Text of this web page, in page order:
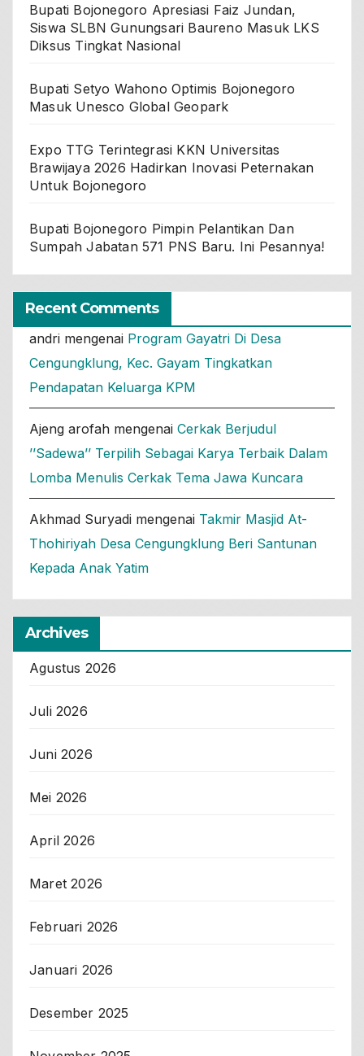
Bupati Bojonegoro Apresiasi Faiz Jundan,
Siswa SLBN Gunungsari Baureno Masuk LKS
Diksus Tingkat Nasional
Bupati Setyo Wahono Optimis Bojonegoro
Masuk Unesco Global Geopark
Expo TTG Terintegrasi KKN Universitas
Brawijaya 2026 Hadirkan Inovasi Peternakan
Untuk Bojonegoro
Bupati Bojonegoro Pimpin Pelantikan Dan
Sumpah Jabatan 571 PNS Baru. Ini Pesannya!
Recent Comments
andri mengenai Program Gayatri Di Desa
Cengungklung, Kec. Gayam Tingkatkan
Pendapatan Keluarga KPM
Ajeng arofah mengenai Cerkak Berjudul
’’Sadewa’’ Terpilih Sebagai Karya Terbaik Dalam
Lomba Menulis Cerkak Tema Jawa Kuncara
Akhmad Suryadi mengenai Takmir Masjid At-
Thohiriyah Desa Cengungklung Beri Santunan
Kepada Anak Yatim
Archives
Agustus 2026
Juli 2026
Juni 2026
Mei 2026
April 2026
Maret 2026
Februari 2026
Januari 2026
Desember 2025